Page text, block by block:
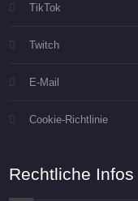
TikTok
Twitch
E-Mail
Cookie-Richtlinie
Rechtliche Infos